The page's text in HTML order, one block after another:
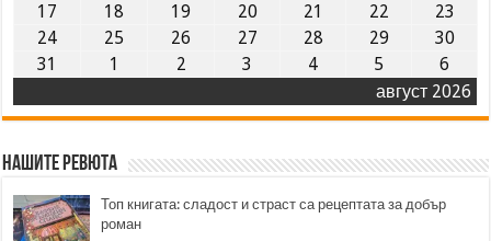
август 2026
17
18 19 20 21 22
23
24
25 26 27 28 29
30
31
1 2 3 4 5 6
Нашите ревюта
Топ книгата: сладост и страст са рецептата за добър
роман